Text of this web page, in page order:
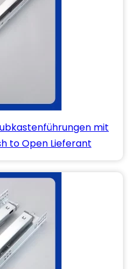
mit
to Open Lieferant